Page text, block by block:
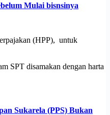
Mulai bisnsinya
(HPP), untuk
SPT disamakan dengan harta
Sukarela (PPS) Bukan